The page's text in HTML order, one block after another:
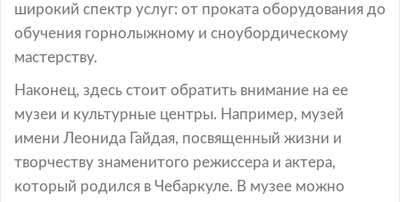
широкий спектр услуг: от проката оборудования до
обучения горнолыжному и сноубордическому
мастерству.
Наконец, здесь стоит обратить внимание на ее
музеи и культурные центры. Например, музей
имени Леонида Гайдая, посвященный жизни и
творчеству знаменитого режиссера и актера,
который родился в Чебаркуле. В музее можно